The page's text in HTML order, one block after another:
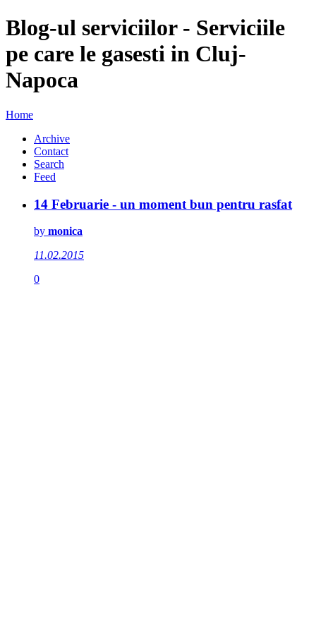
Blog-ul serviciilor - Serviciile
pe care le gasesti in Cluj-
Napoca
Home
Archive
Contact
Search
Feed
14 Februarie - un moment bun pentru rasfat
by monica
11.02.2015
0